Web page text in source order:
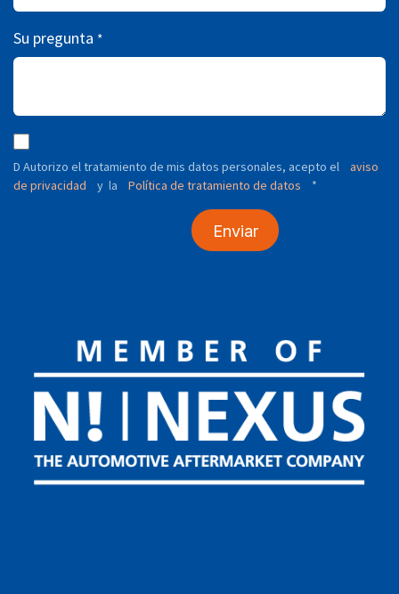
Su pregunta *
D Autorizo ​​el tratamiento de mis datos personales, acepto el
aviso
de privacidad
y la Política de tratamiento de datos *
Enviar